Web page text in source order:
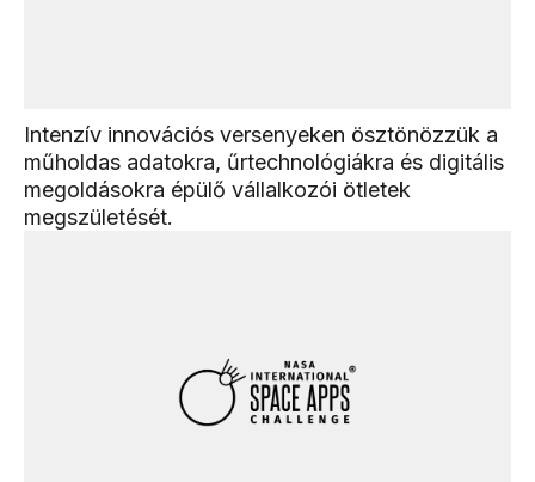
Intenzív innovációs versenyeken ösztönözzük a
műholdas adatokra, űrtechnológiákra és digitális
megoldásokra épülő vállalkozói ötletek
megszületését.